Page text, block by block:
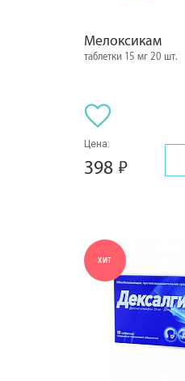
Мелоксикам
таблетки 15 мг 20 шт.
Цена:
398
ХИТ